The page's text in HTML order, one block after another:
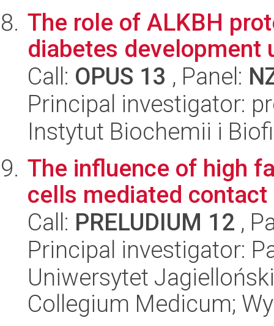
The role of ALKBH
diabetes development
Call: OPUS 13 , Panel:
Principal investigator:
Instytut Biochemii i
The influence of high
cells mediated
Call: PRELUDIUM 12 ,
Principal investigator:
Uniwersytet
Collegium Medicum;